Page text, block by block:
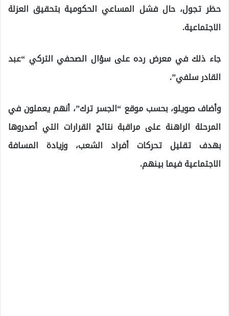
حظر تجول، حال فشل المساعي الحكومية بتحقيق العزلة
الاجتماعية.
جاء ذلك في معرض رده على سؤال الصحفي التركي “عبد
القادر سلفي”.
وأضاف صويلو، بحسب موقع “الجسر ترك”، أنهم يعملون في
المرحلة الراهنة على مراقبة نتائج القرارات التي أصدروها
بهدف تقليل تحركات أفراد الشعب، وزيادة المسافة
الاجتماعية فيما بينهم.